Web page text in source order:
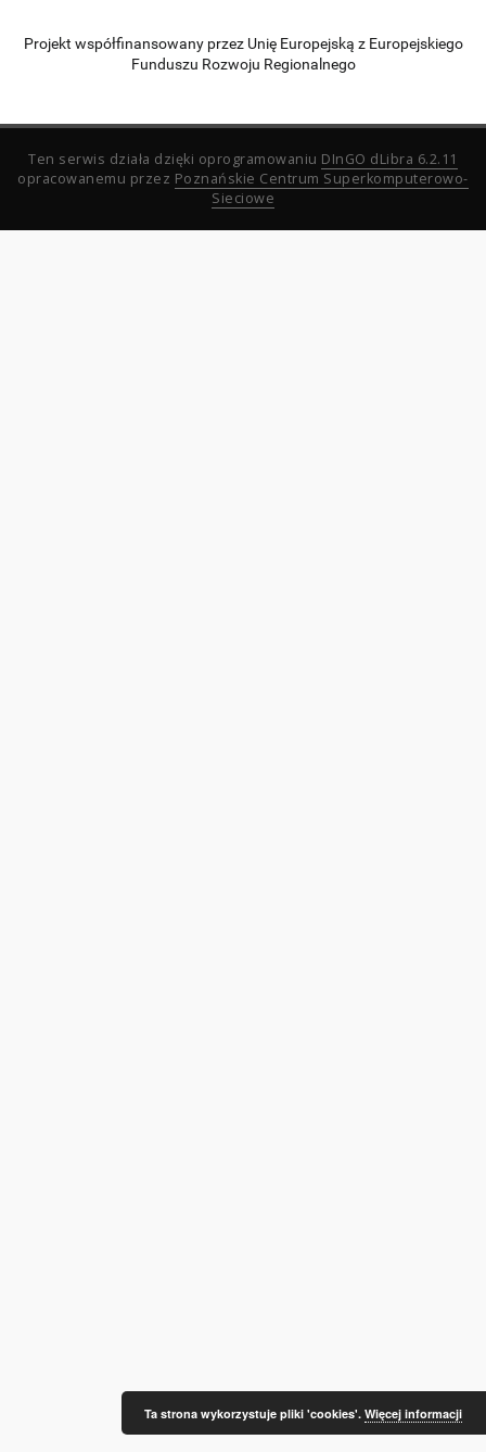
Projekt współfinansowany przez Unię Europejską z Europejskiego
Funduszu Rozwoju Regionalnego
Ten serwis działa dzięki oprogramowaniu DInGO dLibra 6.2.11
opracowanemu przez Poznańskie Centrum Superkomputerowo-
Sieciowe
Ta strona wykorzystuje pliki 'cookies'. Więcej informacji